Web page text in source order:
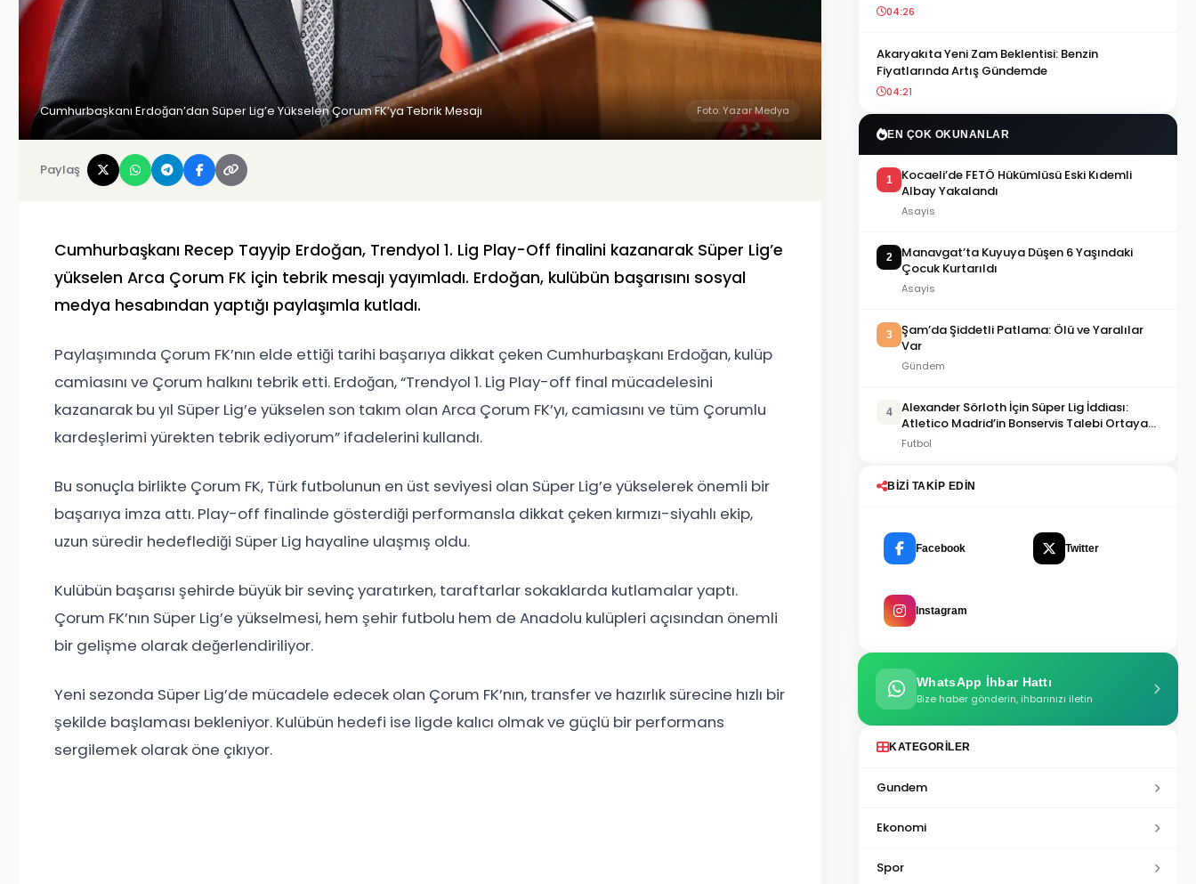
Cumhurbaşkanı Erdoğan’dan Süper Lig’e Yükselen Çorum FK’ya Tebrik Mesajı Foto: Yazar Medya
Paylaş
Cumhurbaşkanı Recep Tayyip Erdoğan, Trendyol 1. Lig Play-Off finalini kazanarak Süper Lig’e
yükselen Arca Çorum FK için tebrik mesajı yayımladı. Erdoğan, kulübün başarısını sosyal
medya hesabından yaptığı paylaşımla kutladı.
Paylaşımında Çorum FK’nın elde ettiği tarihi başarıya dikkat çeken Cumhurbaşkanı Erdoğan, kulüp
camiasını ve Çorum halkını tebrik etti. Erdoğan, “Trendyol 1. Lig Play-off final mücadelesini
kazanarak bu yıl Süper Lig’e yükselen son takım olan Arca Çorum FK’yı, camiasını ve tüm Çorumlu
kardeşlerimi yürekten tebrik ediyorum” ifadelerini kullandı.
Bu sonuçla birlikte Çorum FK, Türk futbolunun en üst seviyesi olan Süper Lig’e yükselerek önemli bir
başarıya imza attı. Play-off finalinde gösterdiği performansla dikkat çeken kırmızı-siyahlı ekip,
uzun süredir hedeflediği Süper Lig hayaline ulaşmış oldu.
Kulübün başarısı şehirde büyük bir sevinç yaratırken, taraftarlar sokaklarda kutlamalar yaptı.
Çorum FK’nın Süper Lig’e yükselmesi, hem şehir futbolu hem de Anadolu kulüpleri açısından önemli
bir gelişme olarak değerlendiriliyor.
Yeni sezonda Süper Lig’de mücadele edecek olan Çorum FK’nın, transfer ve hazırlık sürecine hızlı bir
şekilde başlaması bekleniyor. Kulübün hedefi ise ligde kalıcı olmak ve güçlü bir performans
sergilemek olarak öne çıkıyor.
04:26
Akaryakıta Yeni Zam Beklentisi: Benzin
Fiyatlarında Artış Gündemde
04:21
EN ÇOK OKUNANLAR
1
Kocaeli’de FETÖ Hükümlüsü Eski Kıdemli
Albay Yakalandı
Asayis
2
Manavgat’ta Kuyuya Düşen 6 Yaşındaki
Çocuk Kurtarıldı
Asayis
3
Şam’da Şiddetli Patlama: Ölü ve Yaralılar
Var
Gündem
4
Alexander Sörloth İçin Süper Lig İddiası:
Atletico Madrid’in Bonservis Talebi Ortaya
Çıktı
Futbol
BIZI TAKIP EDIN
Facebook Twitter
Instagram
WhatsApp İhbar Hattı
Bize haber gönderin, ihbarınızı iletin
KATEGORILER
Gundem
Ekonomi
Spor